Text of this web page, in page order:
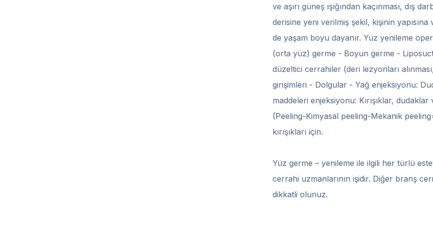
ve aşırı güneş ışığından kaçınması, dış
derisine yeni verilmiş şekil, kişinin
de yaşam boyu dayanır. Yüz yenileme
(orta yüz) germe - Boyun germe -
düzeltici cerrahiler (deri lezyonları
girişimleri - Dolgular - Yağ enjeksiyonu:
maddeleri enjeksiyonu: Kırışıklar,
(Peeling-Kimyasal peeling-Mekanik
kırışıkları için.
Yüz germe – yenileme ile ilgili her türlü
cerrahi uzmanlarının işidir. Diğer branş
dikkatli olunuz.